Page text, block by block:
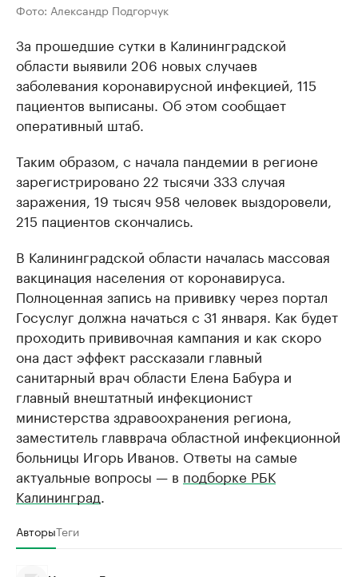
Фото: Александр Подгорчук
За прошедшие сутки в Калининградской
области выявили 206 новых случаев
заболевания коронавирусной инфекцией, 115
пациентов выписаны. Об этом сообщает
оперативный штаб.
Таким образом, с начала пандемии в регионе
зарегистрировано 22 тысячи 333 случая
заражения, 19 тысяч 958 человек выздоровели,
215 пациентов скончались.
В Калининградской области началась массовая
вакцинация населения от коронавируса.
Полноценная запись на прививку через портал
Госуслуг должна начаться с 31 января. Как будет
проходить прививочная кампания и как скоро
она даст эффект рассказали главный
санитарный врач области Елена Бабура и
главный внештатный инфекционист
министерства здравоохранения региона,
заместитель главврача областной инфекционной
больницы Игорь Иванов. Ответы на самые
актуальные вопросы — в подборке РБК
Калининград
АвторыТеги